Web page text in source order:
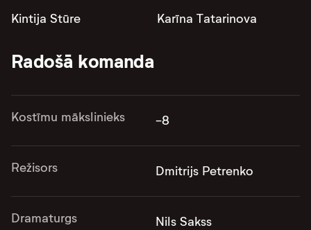
Kintija Stūre Karīna Tatarinova
Radošā komanda
Kostīmu mākslinieks -8
Režisors Dmitrijs Petrenko
Dramaturgs Nils Sakss